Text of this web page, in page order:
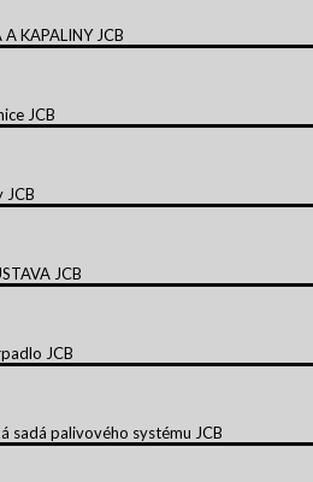
KAPALINY JCB
JCB
JCB
JCB
JCB
sadá palivového systému JCB